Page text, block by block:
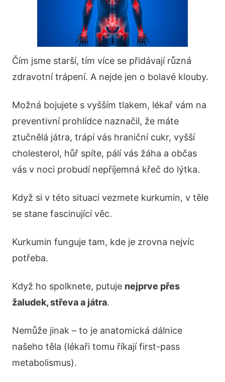
Čím jsme starší, tím více se přidávají různá
zdravotní trápení. A nejde jen o bolavé klouby.
Možná bojujete s vyšším tlakem, lékař vám na
preventivní prohlídce naznačil, že máte
ztučnělá játra, trápí vás hraniční cukr, vyšší
cholesterol, hůř spíte, pálí vás žáha a občas
vás v noci probudí nepříjemná křeč do lýtka.
Když si v této situaci vezmete kurkumin, v těle
se stane fascinující věc.
Kurkumin funguje tam, kde je zrovna nejvíc
potřeba.
Když ho spolknete, putuje nejprve přes
žaludek, střeva a játra.
Nemůže jinak – to je anatomická dálnice
našeho těla (lékaři tomu říkají first-pass
metabolismus).